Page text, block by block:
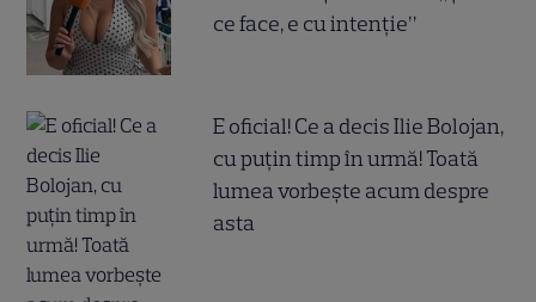
ce face, e cu intenție”
E oficial! Ce a decis Ilie Bolojan,
cu puțin timp în urmă! Toată
lumea vorbește acum despre
asta